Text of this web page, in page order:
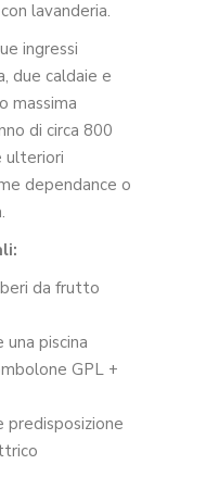
lavanderia.
ingressi
due caldaie e
massima
di circa 800
ulteriori
dependance o
da frutto
una piscina
GPL +
predisposizione